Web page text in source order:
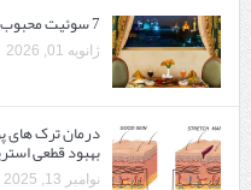
7 سوئیت محبوب مشهد نزدیک حرم با غذا و نظر مسافران
ژانویه 01, 2026
درمان ترک های
بهبود قطعی
نوامبر 13, 2025